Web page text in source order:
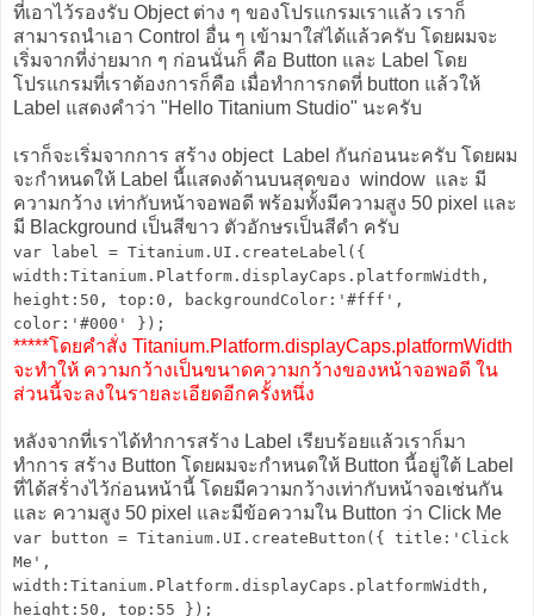
ที่เอาไว้รองรับ Object ต่าง ๆ ของโปรแกรมเราแล้ว เราก็
สามารถนำเอา Control อื่น ๆ เข้ามาใส่ได้แล้วครับ โดยผมจะ
เริ่มจากที่ง่ายมาก ๆ ก่อนนั่นก็ คือ Button และ Label โดย
โปรแกรมที่เราต้องการก็คือ เมื่อทำการกดที่ button แล้วให้
Label แสดงคำว่า "Hello Titanium Studio" นะครับ
เราก็จะเริ่มจากการ สร้าง object Label กันก่อนนะครับ โดยผม
จะกำหนดให้ Label นี้แสดงด้านบนสุดของ window และ มี
ความกว้าง เท่ากับหน้าจอพอดี พร้อมทั้งมีความสูง 50 pixel และ
มี Blackground เป็นสีขาว ตัวอักษรเป็นสีดำ ครับ
var label = Titanium.UI.createLabel({
width:Titanium.Platform.displayCaps.platformWidth,
height:50, top:0, backgroundColor:'#fff',
color:'#000' });
*****โดยคำสั่ง Titanium.Platform.displayCaps.platformWidth
จะทำให้ ความกว้างเป็นขนาดความกว้างของหน้าจอพอดี ใน
ส่วนนี้จะลงในรายละเอียดอีกครั้งหนึ่ง
หลังจากที่เราได้ทำการสร้าง Label เรียบร้อยแล้วเราก็มา
ทำการ สร้าง Button โดยผมจะกำหนดให้ Button นี้อยู่ใต้ Label
ที่ได้สร้่างไว้ก่อนหน้านี้ โดยมีความกว้างเท่ากับหน้าจอเช่นกัน
และ ความสูง 50 pixel และมีข้อความใน Button ว่า Click Me
var button = Titanium.UI.createButton({ title:'Click
Me',
width:Titanium.Platform.displayCaps.platformWidth,
height:50, top:55 });